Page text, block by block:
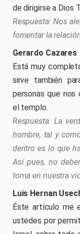
de dirigirse a Dios
Nos
fomentar la
Gerardo Cazares
Está muy
sirve también
personas que nos
el templo.
La
hombre, tal y
dentro es lo que
Así pues, no
toma en nuestra
Luis Hernan
Éste artículo me
ustedes por